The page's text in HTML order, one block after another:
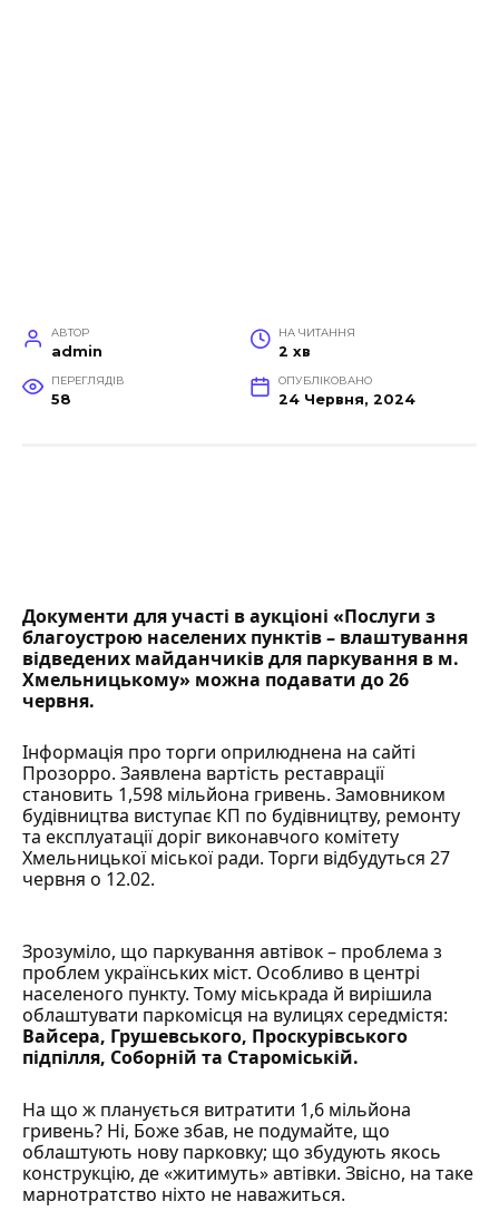
АВТОР
admin
НА ЧИТАННЯ
2 хв
ПЕРЕГЛЯДІВ
58
ОПУБЛІКОВАНО
24 Червня, 2024
Документи для участі в аукціоні «Послуги з
благоустрою населених пунктів – влаштування
відведених майданчиків для паркування в м.
Хмельницькому» можна подавати до 26
червня.
Інформація про торги оприлюднена на сайті
Прозорро. Заявлена вартість реставрації
становить 1,598 мільйона гривень. Замовником
будівництва виступає КП по будівництву, ремонту
та експлуатації доріг виконавчого комітету
Хмельницької міської ради. Торги відбудуться 27
червня о 12.02.
Зрозуміло, що паркування автівок – проблема з
проблем українських міст. Особливо в центрі
населеного пункту. Тому міськрада й вирішила
облаштувати паркомісця на вулицях середмістя:
Вайсера, Грушевського, Проскурівського
підпілля, Соборній та Староміській.
На що ж планується витратити 1,6 мільйона
гривень? Ні, Боже збав, не подумайте, що
облаштують нову парковку; що збудують якось
конструкцію, де «житимуть» автівки. Звісно, на таке
марнотратство ніхто не наважиться.